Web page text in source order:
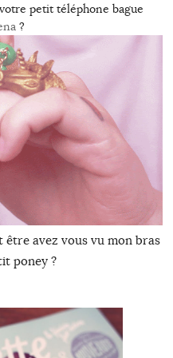
petit téléphone bague
?
être avez vous vu mon bras
poney ?